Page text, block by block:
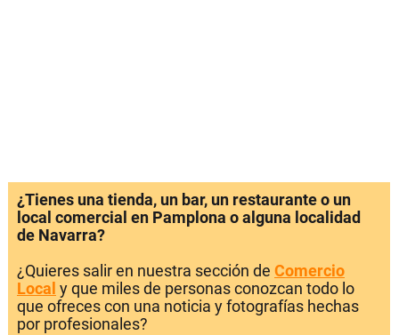
¿Tienes una tienda, un bar, un restaurante o un
local comercial en Pamplona o alguna localidad
de Navarra?
¿Quieres salir en nuestra sección de Comercio
Local y que miles de personas conozcan todo lo
que ofreces con una noticia y fotografías hechas
por profesionales?